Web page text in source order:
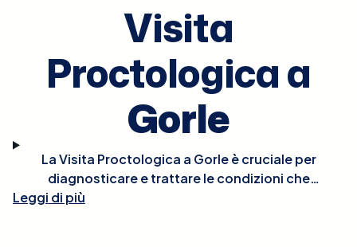
Visita
Proctologica a
Gorle
La Visita Proctologica a Gorle è cruciale per
diagnosticare e trattare le condizioni che
affliggono il retto e l'ano, come emorroidi, fissure
Leggi di più